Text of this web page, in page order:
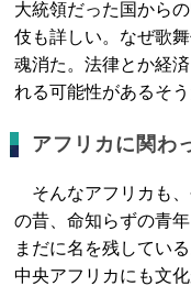
大統領だった国から
伎も詳しい。なぜ歌
魂消た。法律とか経
れる可能性があるそう
アフリカに関わ
そんなアフリカも
の昔、命知らずの青
まだに名を残してい
中央アフリカにも文